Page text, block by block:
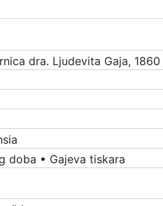
dra. Ljudevita Gaja, 1860
doba • Gajeva tiskara